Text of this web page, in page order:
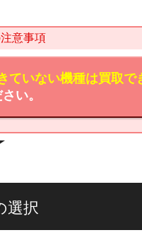
意事項
ていない機種は買取で
い。
選択